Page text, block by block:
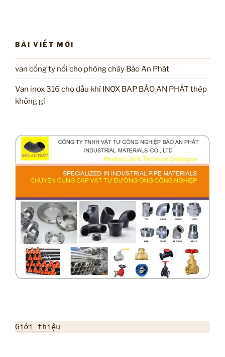
BÀI VIẾT MỚI
van cổng ty nổi cho phòng cháy Bảo An Phát
Van inox 316 cho dầu khí INOX BAP BẢO AN PHÁT thép
không gỉ
Giới thiệu